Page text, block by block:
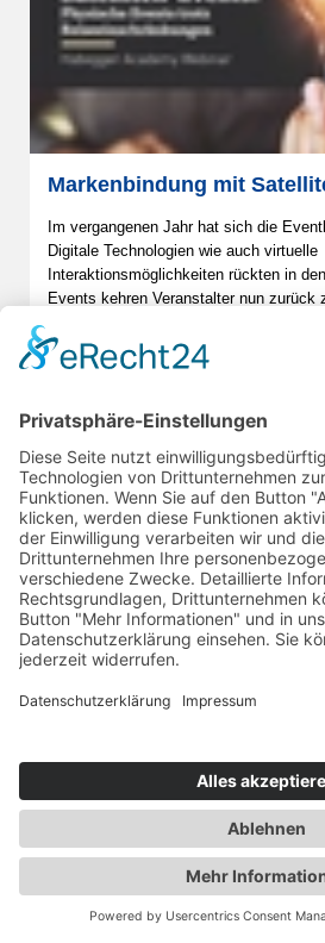
Markenbindung mit
Im vergangenen Jahr hat sich die
Digitale Technologien wie auch virtuelle
Interaktionsmöglichkeiten rückten in
Events kehren Veranstalter nun zurück
heraus: Satelliten-Events. In seinem
Webinar zeigt dieHabegger AG
sollten.
30.09.2021
Themen News Netzwerk